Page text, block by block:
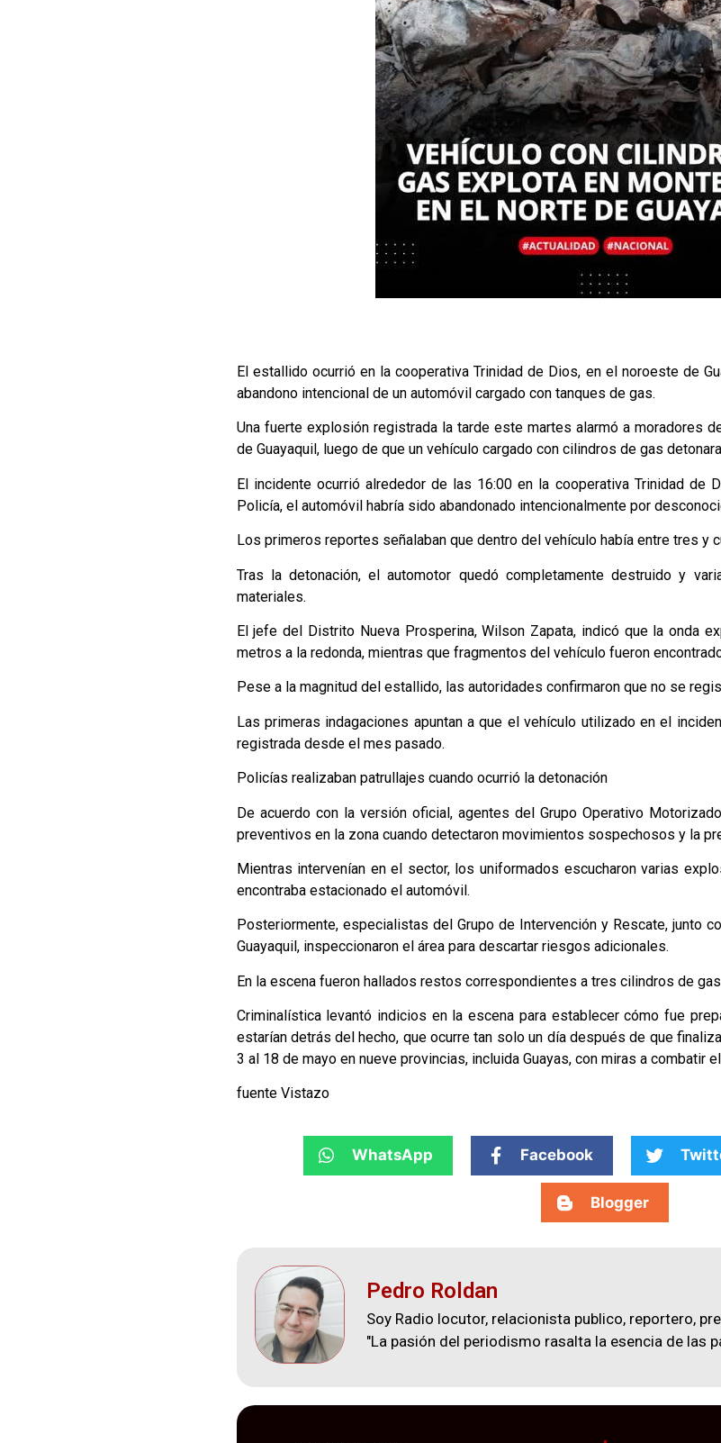
El estallido ocurrió en la cooperativa Trinidad de Dios, en el noroeste de
abandono intencional de un automóvil cargado con tanques de gas.
Una fuerte explosión registrada la tarde este martes alarmó a moradores
de Guayaquil, luego de que un vehículo cargado con cilindros de gas
El incidente ocurrió alrededor de las 16:00 en la cooperativa Trinidad de
Policía, el automóvil habría sido abandonado intencionalmente por
Los primeros reportes señalaban que dentro del vehículo había entre tres y
Tras la detonación, el automotor quedó completamente destruido y
materiales.
El jefe del Distrito Nueva Prosperina, Wilson Zapata, indicó que la onda
metros a la redonda, mientras que fragmentos del vehículo fueron
Pese a la magnitud del estallido, las autoridades confirmaron que no se
Las primeras indagaciones apuntan a que el vehículo utilizado en el
registrada desde el mes pasado.
Policías realizaban patrullajes cuando ocurrió la detonación
De acuerdo con la versión oficial, agentes del Grupo Operativo
preventivos en la zona cuando detectaron movimientos sospechosos y la
Mientras intervenían en el sector, los uniformados escucharon varias
encontraba estacionado el automóvil.
Posteriormente, especialistas del Grupo de Intervención y Rescate, junto
Guayaquil, inspeccionaron el área para descartar riesgos adicionales.
En la escena fueron hallados restos correspondientes a tres cilindros de
Criminalística levantó indicios en la escena para establecer cómo fue
estarían detrás del hecho, que ocurre tan solo un día después de que
3 al 18 de mayo en nueve provincias, incluida Guayas, con miras a combatir
fuente Vistazo
WhatsApp Facebook
Blogger
Pedro Roldan
Soy Radio locutor, relacionista publico, reportero,
"La pasión del periodismo rasalta la esencia de las